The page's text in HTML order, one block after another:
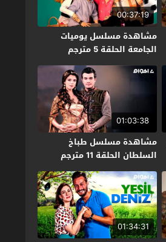
00:37:19
مشاهدة مسلسل يوميات
الجامعة الحلقة 5 مترجم
01:03:38
مشاهدة مسلسل طباخ
السلطان الحلقة 11 مترجم
01:34:31